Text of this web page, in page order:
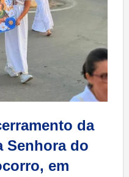
da
Senhora do
em